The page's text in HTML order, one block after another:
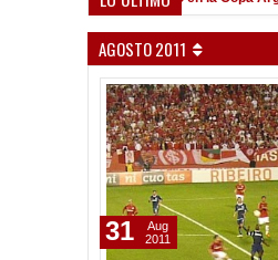
AGOSTO 2011
31
Aug
2011